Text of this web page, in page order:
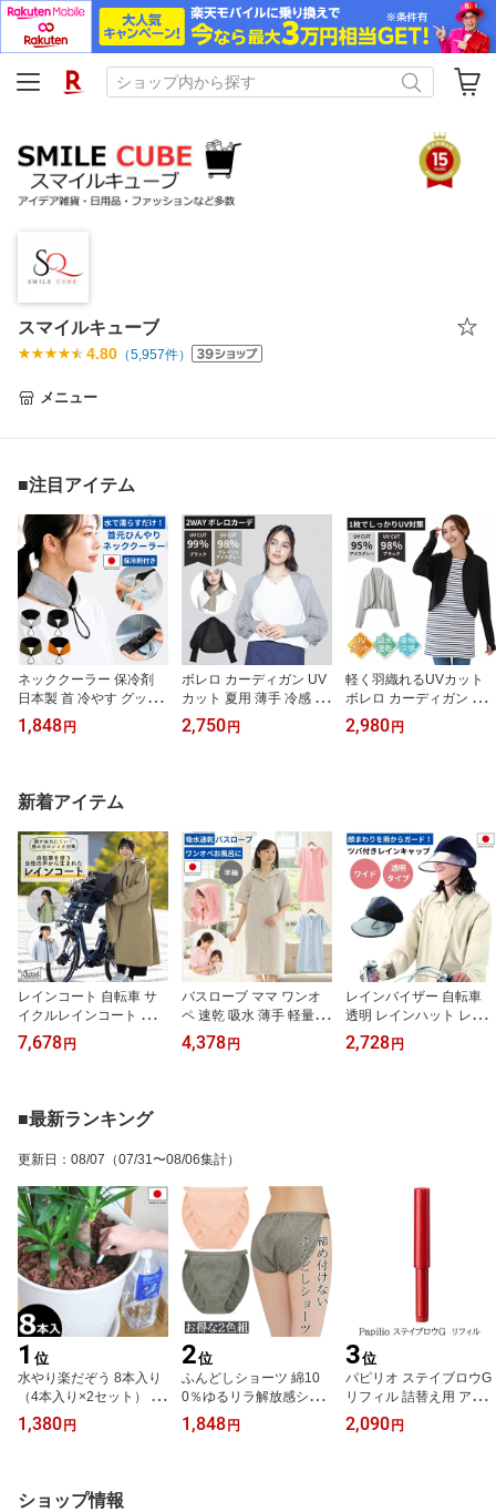
スマイルキューブ
4.80 （5,957件）
メニュー
■注目アイテム
ネッククーラー 保冷剤
日本製 首 冷やす グッズ
熱中症対策 暑さ対策 首
元 ひんやり 冷却 保冷 通
い メール便
1,848 円
ボレロ カーディガン UV
カット 夏用 薄手 冷感 レ
ディース アームカバー
春夏 日焼け防止 日焼け
2,750 円
軽く羽織れるUVカット
ボレロ カーディガン 夏
用 薄手 冷感 レディース
アームカバー 春夏 日焼
2,980 円
新着アイテム
レインコート 自転車 サ
イクルレインコート リュ
ック対応 顔が濡れない
ヘルメット対応 通勤 通
ェア 雨 ママ フーディ
7,678 円
バスローブ ママ ワンオ
ペ 速乾 吸水 薄手 軽量 夏
用 レディース フード付
き 前開き お風呂 赤ちゃ
4,378 円
レインバイザー 自転車
透明 レインハット レイ
ンキャップ 顔が濡れない
雨よけバイザー 雨用バイ
2,728 円
■最新ランキング
更新日 ： 08/07 （07/31〜08/06集計）
1 位
水やり楽だぞう 8本入り
（4本入り×2セット） 自
動給水器 自動水やり器
自動水やり機 植物 観葉
1,380 円
2位
ふんどしショーツ 綿10
0％ゆるリラ解放感ショ
ーツ 2色組 ふんどしパン
ツ レディース 女性用 鼠
1,848 円
3位
パピリオ ステイブロウG
リフィル 詰替え用 アイ
ブロウ レフィル メール
便
2,090 円
ショップ情報